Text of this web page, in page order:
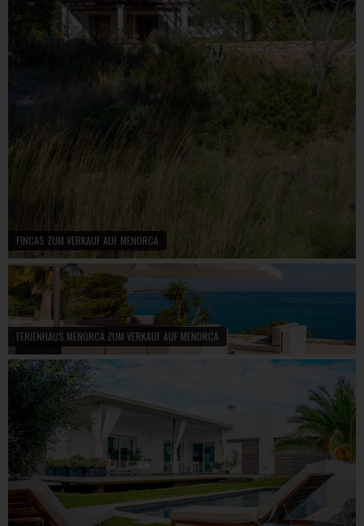
FINCAS ZUM VERKAUF AUF MENORCA
FERIENHAUS MENORCA ZUM VERKAUF AUF MENORCA